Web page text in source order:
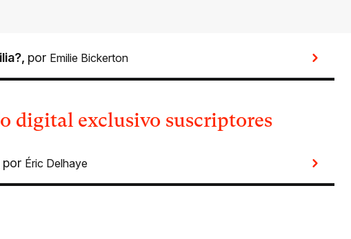
, por Emilie Bickerton
digital exclusivo suscriptores
por Éric Delhaye